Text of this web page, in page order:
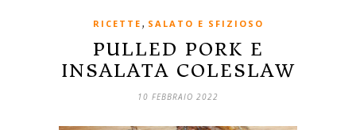
RICETTE , SALATO E SFIZIOSO
PULLED PORK E
INSALATA COLESLAW
10 FEBBRAIO 2022